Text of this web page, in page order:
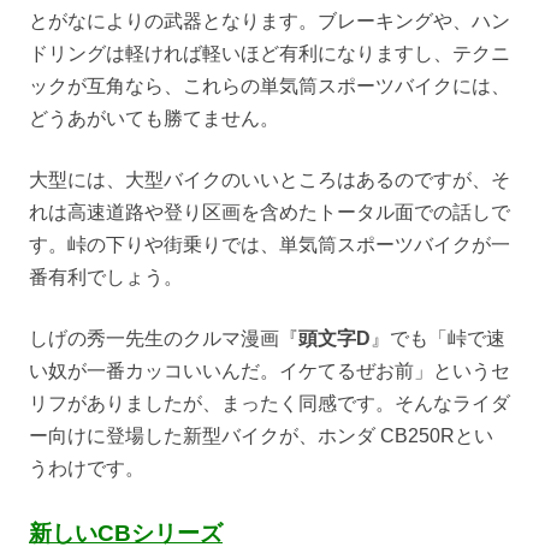
とがなによりの武器となります。ブレーキングや、ハン
ドリングは軽ければ軽いほど有利になりますし、テクニ
ックが互角なら、これらの単気筒スポーツバイクには、
どうあがいても勝てません。
大型には、大型バイクのいいところはあるのですが、そ
れは高速道路や登り区画を含めたトータル面での話しで
す。峠の下りや街乗りでは、単気筒スポーツバイクが一
番有利でしょう。
しげの秀一先生のクルマ漫画『頭文字D 』でも「峠で速
い奴が一番カッコいいんだ。イケてるぜお前」というセ
リフがありましたが、まったく同感です。そんなライダ
ー向けに登場した新型バイクが、ホンダ CB250Rとい
うわけです。
新しいCBシリーズ